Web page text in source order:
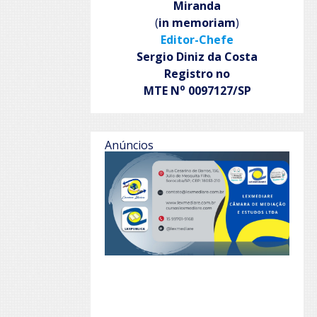
Miranda
(in memoriam)
Editor-Chefe
Sergio Diniz da Costa
Registro no
MTE No 0097127/SP
Anúncios